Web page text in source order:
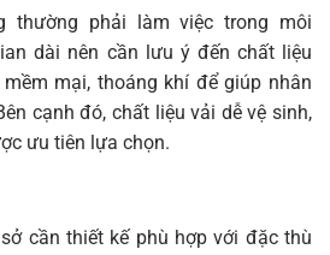
thường phải làm việc trong môi
dài nên cần lưu ý đến chất liệu
mại, thoáng khí để giúp nhân
cạnh đó, chất liệu vải dễ vệ sinh,
ưu tiên lựa chọn.
cần thiết kế phù hợp với đặc thù